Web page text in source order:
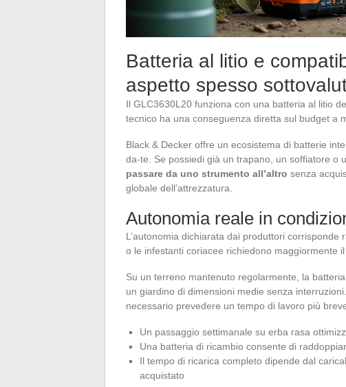
Batteria al litio e
aspetto spesso
Il GLC3630L20 funziona con una batteria al litio
tecnico ha una conseguenza diretta sul budget a
Black & Decker offre un ecosistema di batterie
da-te. Se possiedi già un trapano, un soffiatore o
passare da uno strumento all’altro senza
globale dell’attrezzatura.
Autonomia reale in
L’autonomia dichiarata dai produttori corrisponde
o le infestanti coriacee richiedono maggiormente
Su un terreno mantenuto regolarmente, la
un giardino di dimensioni medie senza
necessario prevedere un tempo di lavoro più
Un passaggio settimanale su erba rasa
Una batteria di ricambio consente di
Il tempo di ricarica completo dipende dal
acquistato